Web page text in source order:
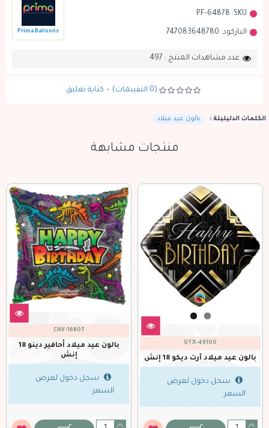
SKU:
PF-64878
الباركود: 747083648780
Prima Balloons
عدد مشاهدات المنتج : 497
(0 التقييمات) - كتابة تعليق
الكلمات الدليليلة : بالون عيد ميلاد
منتجات مشابهة
GDN-149234
بالون عيد ميلاد أسد 18 انش
سجل دخول لعرض
السعر
بالون عيد ميلاد اخضر 18 إنش
السعر